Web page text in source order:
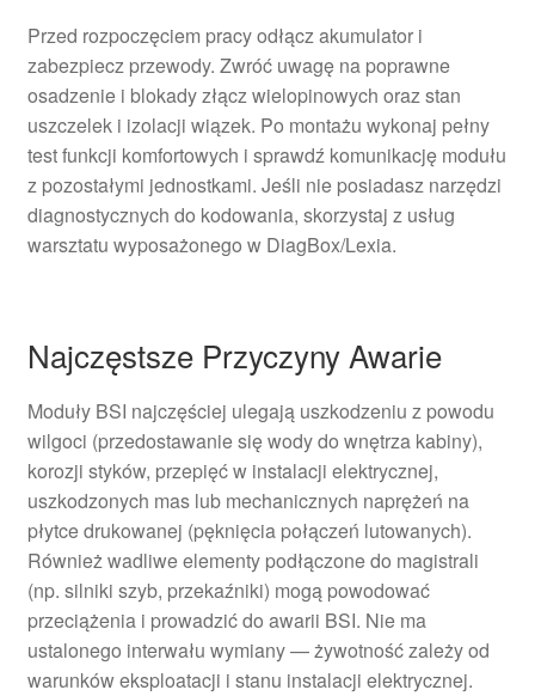
Przed rozpoczęciem pracy odłącz akumulator i
zabezpiecz przewody. Zwróć uwagę na poprawne
osadzenie i blokady złącz wielopinowych oraz stan
uszczelek i izolacji wiązek. Po montażu wykonaj pełny
test funkcji komfortowych i sprawdź komunikację modułu
z pozostałymi jednostkami. Jeśli nie posiadasz narzędzi
diagnostycznych do kodowania, skorzystaj z usług
warsztatu wyposażonego w DiagBox/Lexia.
Najczęstsze Przyczyny Awarie
Moduły BSI najczęściej ulegają uszkodzeniu z powodu
wilgoci (przedostawanie się wody do wnętrza kabiny),
korozji styków, przepięć w instalacji elektrycznej,
uszkodzonych mas lub mechanicznych naprężeń na
płytce drukowanej (pęknięcia połączeń lutowanych).
Również wadliwe elementy podłączone do magistrali
(np. silniki szyb, przekaźniki) mogą powodować
przeciążenia i prowadzić do awarii BSI. Nie ma
ustalonego interwału wymiany — żywotność zależy od
warunków eksploatacji i stanu instalacji elektrycznej.